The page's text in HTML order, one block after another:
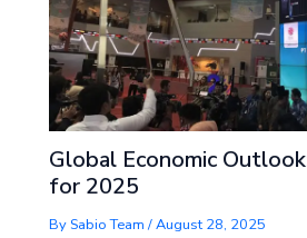
Global Economic
for 2025
By Sabio Team/August 28, 2025